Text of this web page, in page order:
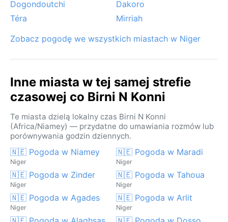
Dogondoutchi
Dakoro
Téra
Mirriah
Zobacz pogodę we wszystkich miastach w Niger
Inne miasta w tej samej strefie
czasowej co Birni N Konni
Te miasta dzielą lokalny czas Birni N Konni
(Africa/Niamey) — przydatne do umawiania rozmów lub
porównywania godzin dziennych.
🇳🇪 Pogoda w Niamey
Niger
🇳🇪 Pogoda w Maradi
Niger
🇳🇪 Pogoda w Zinder
Niger
🇳🇪 Pogoda w Tahoua
Niger
🇳🇪 Pogoda w Agades
Niger
🇳🇪 Pogoda w Arlit
Niger